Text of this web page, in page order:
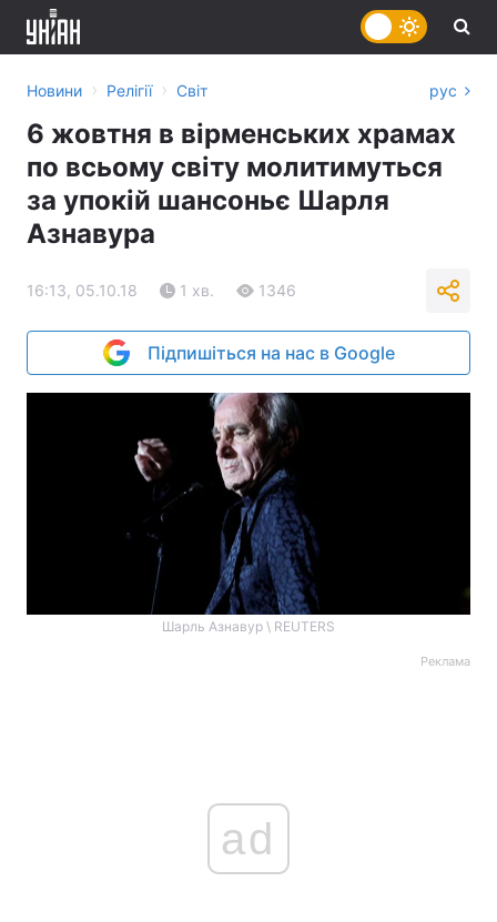
Новини › Релігії › Світ рус
6 жовтня в вірменських храмах
по всьому світу молитимуться
за упокій шансоньє Шарля
Азнавура
16:13, 05.10.18 1 хв. 1346
Підпишіться на нас в Google
Шарль Азнавур \ REUTERS
Реклама
ad